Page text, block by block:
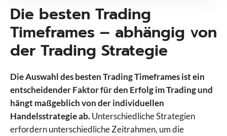
Die besten Trading
Timeframes – abhängig von
der Trading Strategie
Die Auswahl des besten Trading Timeframes ist ein
entscheidender Faktor für den Erfolg im Trading und
hängt maßgeblich von der individuellen
Handelsstrategie ab.Unterschiedliche Strategien
erfordern unterschiedliche Zeitrahmen, um die